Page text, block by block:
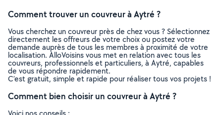
Comment trouver un couvreur à Aytré ?
Vous cherchez un couvreur près de chez vous ? Sélectionnez
directement les offreurs de votre choix ou postez votre
demande auprès de tous les membres à proximité de votre
localisation. AlloVoisins vous met en relation avec tous les
couvreurs, professionnels et particuliers, à Aytré, capables
de vous répondre rapidement.
C’est gratuit, simple et rapide pour réaliser tous vos projets !
Comment bien choisir un couvreur à Aytré ?